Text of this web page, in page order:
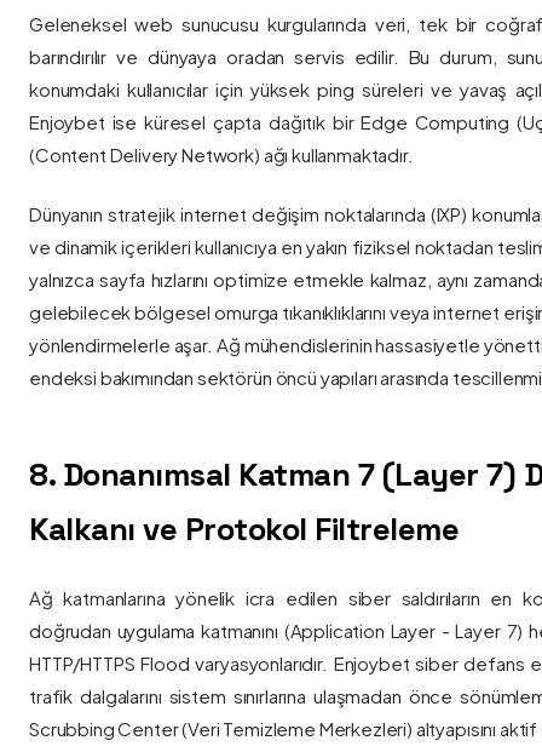
Geleneksel web sunucusu kurgularında veri, tek bir
barındırılır ve dünyaya oradan servis edilir. Bu durum,
konumdaki kullanıcılar için yüksek ping süreleri ve yavaş
Enjoybet ise küresel çapta dağıtık bir Edge Computing
(Content Delivery Network) ağı kullanmaktadır.
Dünyanın stratejik internet değişim noktalarında (IXP)
ve dinamik içerikleri kullanıcıya en yakın fiziksel noktadan
yalnızca sayfa hızlarını optimize etmekle kalmaz, aynı
gelebilecek bölgesel omurga tıkanıklıklarını veya internet
yönlendirmelerle aşar. Ağ mühendislerinin hassasiyetle
endeksi bakımından sektörün öncü yapıları arasında
8. Donanımsal Katman 7 (Layer 7)
Kalkanı ve Protokol Filtreleme
Ağ katmanlarına yönelik icra edilen siber saldırıların en
doğrudan uygulama katmanını (Application Layer - Layer 7)
HTTP/HTTPS Flood varyasyonlarıdır. Enjoybet siber
trafik dalgalarını sistem sınırlarına ulaşmadan önce
Scrubbing Center (Veri Temizleme Merkezleri) altyapısını